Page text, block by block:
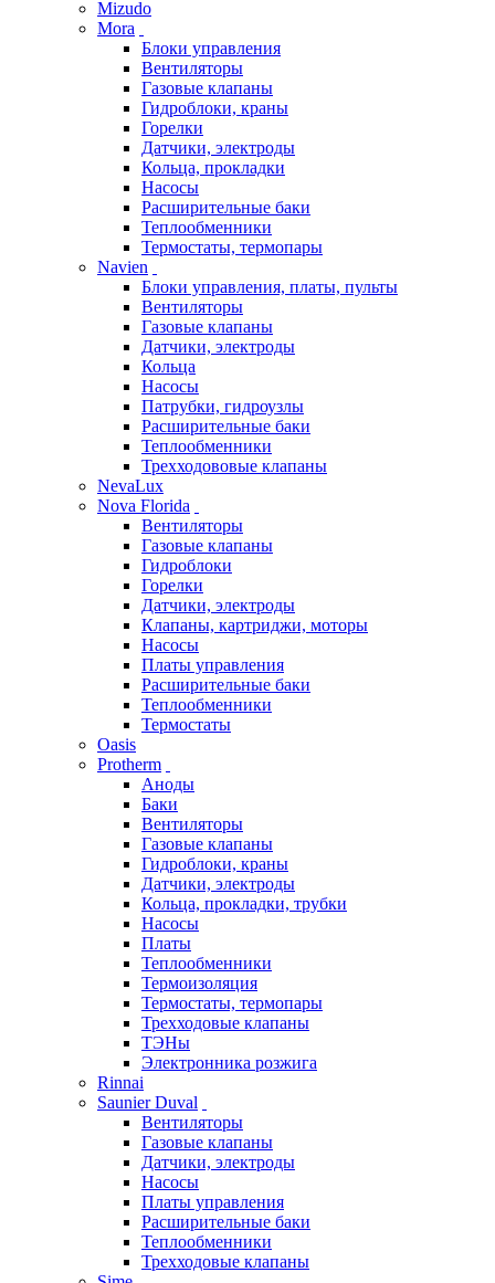
Mizudo
Mora
Блоки управления
Вентиляторы
Газовые клапаны
Гидроблоки, краны
Горелки
Датчики, электроды
Кольца, прокладки
Насосы
Расширительные баки
Теплообменники
Термостаты, термопары
Navien
Блоки управления, платы, пульты
Вентиляторы
Газовые клапаны
Датчики, электроды
Кольца
Насосы
Патрубки, гидроузлы
Расширительные баки
Теплообменники
Трехходововые клапаны
NevaLux
Nova Florida
Вентиляторы
Газовые клапаны
Гидроблоки
Горелки
Датчики, электроды
Клапаны, картриджи, моторы
Насосы
Платы управления
Расширительные баки
Теплообменники
Термостаты
Oasis
Protherm
Аноды
Баки
Вентиляторы
Газовые клапаны
Гидроблоки, краны
Датчики, электроды
Кольца, прокладки, трубки
Насосы
Платы
Теплообменники
Термоизоляция
Термостаты, термопары
Трехходовые клапаны
ТЭНы
Электронника розжига
Rinnai
Saunier Duval
Вентиляторы
Газовые клапаны
Датчики, электроды
Насосы
Платы управления
Расширительные баки
Теплообменники
Трехходовые клапаны